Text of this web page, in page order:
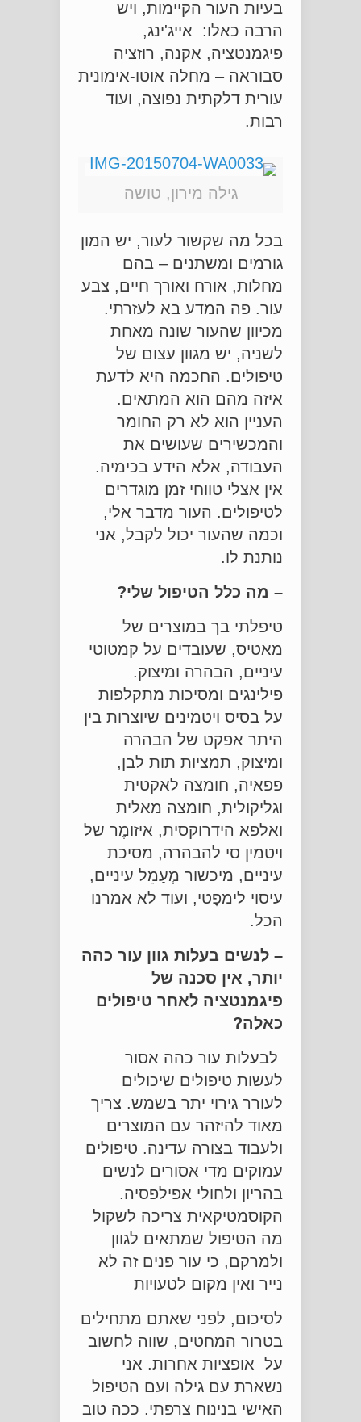
בעיות העור הקיימות, ויש
הרבה כאלו: אייג'ינג,
פיגמנטציה, אקנה, רוזציה
סבוראה – מחלה אוטו-אימונית
עורית דלקתית נפוצה, ועוד
רבות.
גילה מירון, טושה
בכל מה שקשור לעור, יש המון
גורמים ומשתנים – בהם
מחלות, אורח ואורך חיים, צבע
עור. פה המדע בא לעזרתי.
מכיוון שהעור שונה מאחת
לשניה, יש מגוון עצום של
טיפולים. החכמה היא לדעת
איזה מהם הוא המתאים.
העניין הוא לא רק החומר
והמכשירים שעושים את
העבודה, אלא הידע בכימיה.
אין אצלי טווחי זמן מוגדרים
לטיפולים. העור מדבר אלי,
וכמה שהעור יכול לקבל, אני
נותנת לו.
– מה כלל הטיפול שלי?
טיפלתי בך במוצרים של
מאטיס, שעובדים על קמטוטי
עיניים, הבהרה ומיצוק.
פילינגים ומסיכות מתקלפות
על בסיס ויטמינים שיוצרות בין
היתר אפקט של הבהרה
ומיצוק, תמציות תות לבן,
פפאיה, חומצה לאקטית
וגליקולית, חומצה מאלית
ואלפא הידרוקסית, איזומֶר של
ויטמין סי להבהרה, מסיכת
עיניים, מיכשור מְעַמֵל עיניים,
עיסוי לימפָטי, ועוד לא אמרנו
הכל.
– לנשים בעלות גוון עור כהה
יותר, אין סכנה של
פיגמנטציה לאחר טיפולים
כאלה?
לבעלות עור כהה אסור
לעשות טיפולים שיכולים
לעורר גירוי יתר בשמש. צריך
מאוד להיזהר עם המוצרים
ולעבוד בצורה עדינה. טיפולים
עמוקים מדי אסורים לנשים
בהריון ולחולי אפילפסיה.
הקוסמטיקאית צריכה לשקול
מה הטיפול שמתאים לגוון
ולמרקם, כי עור פנים זה לא
נייר ואין מקום לטעויות
לסיכום, לפני שאתם מתחילים
בטרור המחטים, שווה לחשוב
על אופציות אחרות. אני
נשארת עם גילה ועם הטיפול
האישי בנינוח צרפתי. ככה טוב